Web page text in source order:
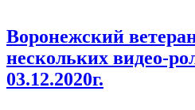
Воронежский
нескольких видео-
03.12.2020г.